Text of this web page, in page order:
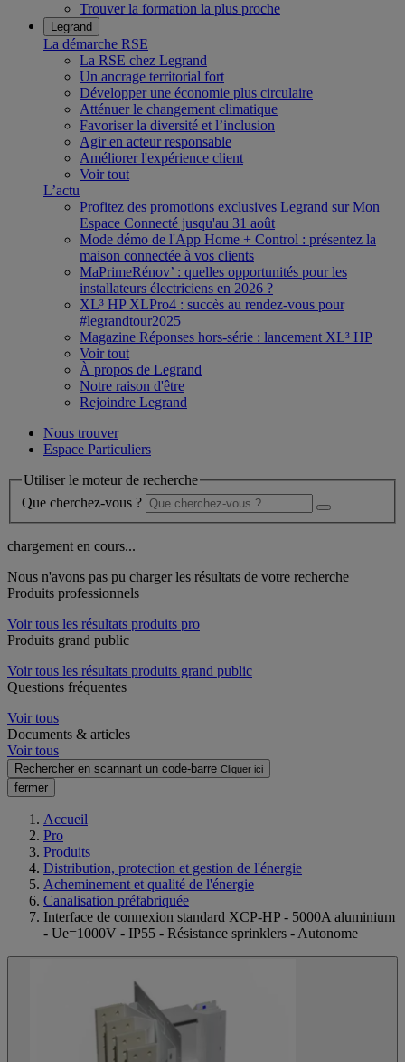
Trouver la formation la plus proche
Legrand
La démarche RSE
La RSE chez Legrand
Un ancrage territorial fort
Développer une économie plus circulaire
Atténuer le changement climatique
Favoriser la diversité et l’inclusion
Agir en acteur responsable
Améliorer l'expérience client
Voir tout
L’actu
Profitez des promotions exclusives Legrand sur Mon
Espace Connecté jusqu'au 31 août
Mode démo de l'App Home + Control : présentez la
maison connectée à vos clients
MaPrimeRénov’ : quelles opportunités pour les
installateurs électriciens en 2026 ?
XL³ HP XLPro4 : succès au rendez-vous pour
#legrandtour2025
Magazine Réponses hors-série : lancement XL³ HP
Voir tout
À propos de Legrand
Notre raison d'être
Rejoindre Legrand
Nous trouver
Espace Particuliers
Utiliser le moteur de recherche
Que cherchez-vous ?
chargement en cours...
Nous n'avons pas pu charger les résultats de votre recherche
Produits professionnels
Voir tous les résultats produits pro
Produits grand public
Voir tous les résultats produits grand public
Questions fréquentes
Voir tous
Documents & articles
Voir tous
Rechercher en scannant un code-barre Cliquer ici
fermer
Accueil
Pro
Produits
Distribution, protection et gestion de l'énergie
Acheminement et qualité de l'énergie
Canalisation préfabriquée
Interface de connexion standard XCP-HP - 5000A aluminium
- Ue=1000V - IP55 - Résistance sprinklers - Autonome